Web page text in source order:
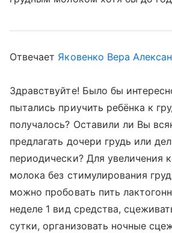
Отвечает Яковенко Вера
Здравствуйте! Было бы
пытались приучить ребёнка к
получалось? Оставили ли Вы
предлагать дочери грудь или
периодически? Для увеличения
молока без стимулирования
можно пробовать пить
неделе 1 вид средства,
сутки, организовать ночные